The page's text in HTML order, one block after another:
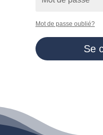
Mot de passe oublié?
Se